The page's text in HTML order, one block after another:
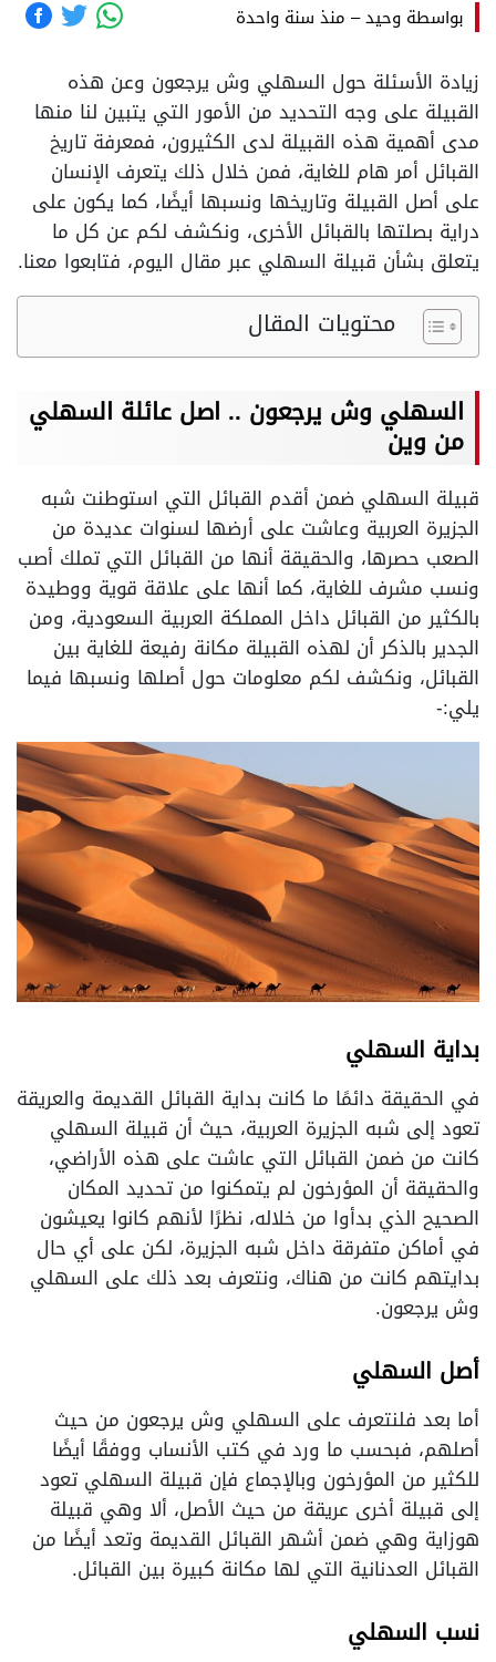
بواسطة وحيد– منذ سنة واحدة
زيادة الأسئلة حول السهلي وش يرجعون وعن هذه
القبيلة على وجه التحديد من الأمور التي يتبين لنا منها
مدى أهمية هذه القبيلة لدى الكثيرون، فمعرفة تاريخ
القبائل أمر هام للغاية، فمن خلال ذلك يتعرف الإنسان
على أصل القبيلة وتاريخها ونسبها أيضًا، كما يكون على
دراية بصلتها بالقبائل الأخرى، ونكشف لكم عن كل ما
يتعلق بشأن قبيلة السهلي عبر مقال اليوم، فتابعوا معنا.
محتويات المقال
السهلي وش يرجعون .. اصل عائلة السهلي
من وين
قبيلة السهلي ضمن أقدم القبائل التي استوطنت شبه
الجزيرة العربية وعاشت على أرضها لسنوات عديدة من
الصعب حصرها، والحقيقة أنها من القبائل التي تملك أصب
ونسب مشرف للغاية، كما أنها على علاقة قوية ووطيدة
بالكثير من القبائل داخل المملكة العربية السعودية، ومن
الجدير بالذكر أن لهذه القبيلة مكانة رفيعة للغاية بين
القبائل، ونكشف لكم معلومات حول أصلها ونسبها فيما
يلي:-
بداية السهلي
في الحقيقة دائمًا ما كانت بداية القبائل القديمة والعريقة
تعود إلى شبه الجزيرة العربية، حيث أن قبيلة السهلي
كانت من ضمن القبائل التي عاشت على هذه الأراضي،
والحقيقة أن المؤرخون لم يتمكنوا من تحديد المكان
الصحيح الذي بدأوا من خلاله، نظرًا لأنهم كانوا يعيشون
في أماكن متفرقة داخل شبه الجزيرة، لكن على أي حال
بدايتهم كانت من هناك، ونتعرف بعد ذلك على السهلي
وش يرجعون.
أصل السهلي
أما بعد فلنتعرف على السهلي وش يرجعون من حيث
أصلهم، فبحسب ما ورد في كتب الأنساب ووفقًا أيضًا
للكثير من المؤرخون وبالإجماع فإن قبيلة السهلي تعود
إلى قبيلة أخرى عريقة من حيث الأصل، ألا وهي قبيلة
هوزاية وهي ضمن أشهر القبائل القديمة وتعد أيضًا من
القبائل العدنانية التي لها مكانة كبيرة بين القبائل.
نسب السهلي